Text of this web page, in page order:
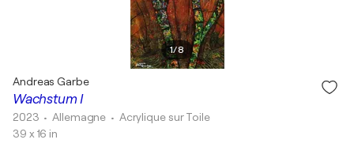
1/8
Wachstum I
Andreas Garbe
2023 • Allemagne • Acrylique sur Toile
39 x 16 in